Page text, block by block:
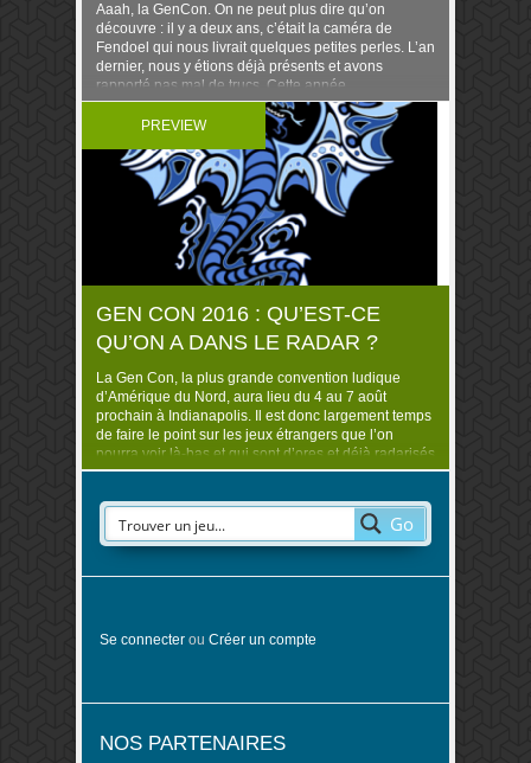
Aaah, la GenCon. On ne peut plus dire qu’on
découvre : il y a deux ans, c’était la caméra de
Fendoel qui nous livrait quelques petites perles. L’an
dernier, nous y étions déjà présents et avons
rapporté pas mal de trucs. Cette année,
Shanouillette, moi-même et notre réal sommes aux
commandes d’un voyage fun et […]
PREVIEW
GEN CON 2016 : QU’EST-CE
QU’ON A DANS LE RADAR ?
La Gen Con, la plus grande convention ludique
d’Amérique du Nord, aura lieu du 4 au 7 août
prochain à Indianapolis. Il est donc largement temps
de faire le point sur les jeux étrangers que l’on
pourra voir là-bas et qui sont d’ores et déjà radarisés
par une bonne partie de la communauté ludique
Go
Se connecter ou Créer un compte
NOS PARTENAIRES